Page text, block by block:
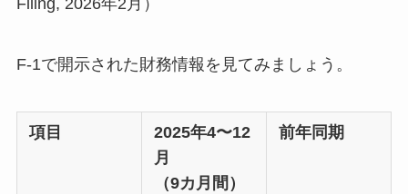
F-1で開示された財務情報を見てみましょう。
項目
2025年4〜12
月
（9カ月間）
前年同期